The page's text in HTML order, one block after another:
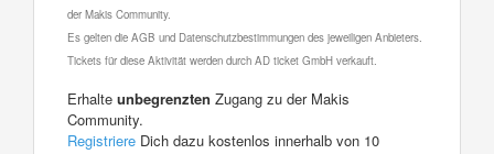
der Makis Community.
Es gelten die AGB und Datenschutzbestimmungen des jeweiligen Anbieters.
Tickets für diese Aktivität werden durch AD ticket GmbH verkauft.
Erhalte unbegrenzten Zugang zu der Makis
Community.
Registriere Dich dazu kostenlos innerhalb von 10